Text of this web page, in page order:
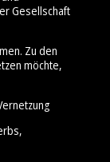
Gesellschaft
Zu den
möchte,